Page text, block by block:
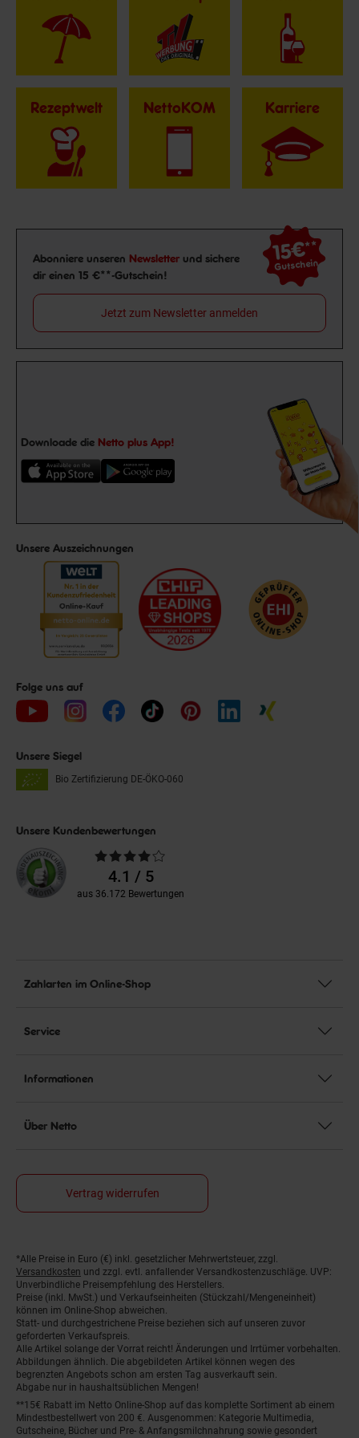
Rezeptwelt NettoKOM Karriere
Newsletter Anmeldung
Abonniere unseren Newsletter und sichere
dir einen 15 €**-Gutschein!
15€**
Gutschein
Jetzt zum Newsletter anmelden
Downloade die Netto plus App!
Unsere Auszeichnungen
Folge uns auf
Unsere Siegel
Bio Zertifizierung DE-ÖKO-060
Unsere Kundenbewertungen
Durchschnittliche
Bewertungen4.1 / 5
aus 36.172 Bewertungen
Zahlarten im Online-Shop
Service
Informationen
Über Netto
Vertrag widerrufen
Fußnoten
*Alle Preise in Euro (€) inkl. gesetzlicher Mehrwertsteuer, zzgl.
Versandkosten und zzgl. evtl. anfallender Versandkostenzuschläge. UVP:
Unverbindliche Preisempfehlung des Herstellers.
Preise (inkl. MwSt.) und Verkaufseinheiten (Stückzahl/Mengeneinheit)
können im Online-Shop abweichen.
Statt- und durchgestrichene Preise beziehen sich auf unseren zuvor
geforderten Verkaufspreis.
Alle Artikel solange der Vorrat reicht! Änderungen und Irrtümer vorbehalten.
Abbildungen ähnlich. Die abgebildeten Artikel können wegen des
begrenzten Angebots schon am ersten Tag ausverkauft sein.
Abgabe nur in haushaltsüblichen Mengen!
**15€ Rabatt im Netto Online-Shop auf das komplette Sortiment ab einem
Mindestbestellwert von 200 €. Ausgenommen: Kategorie Multimedia,
Gutscheine, Bücher und Pre- & Anfangsmilchnahrung sowie gesondert